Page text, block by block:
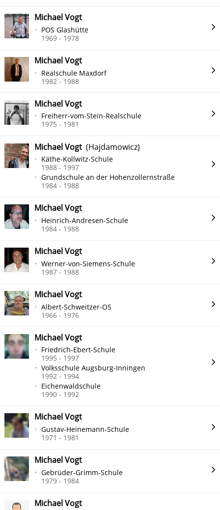
Michael Vogt
POS Glashütte
1969 - 1978
Michael Vogt
Realschule Maxdorf
1982 - 1988
Michael Vogt
Freiherr-vom-Stein-Realschule
1975 - 1981
Michael Vogt (Hajdamowicz)
Käthe-Kollwitz-Schule
1988 - 1997
Grundschule an der Hohenzollernstraße
1984 - 1988
Michael Vogt
Heinrich-Andresen-Schule
1984 - 1988
Michael Vogt
Werner-von-Siemens-Schule
1987 - 1988
Michael Vogt
Albert-Schweitzer-OS
1966 - 1976
Michael Vogt
Friedrich-Ebert-Schule
1995 - 1997
Volksschule Augsburg-Inningen
1992 - 1994
Eichenwaldschule
1990 - 1992
Michael Vogt
Gustav-Heinemann-Schule
1971 - 1981
Michael Vogt
Gebrüder-Grimm-Schule
1979 - 1984
Michael Vogt